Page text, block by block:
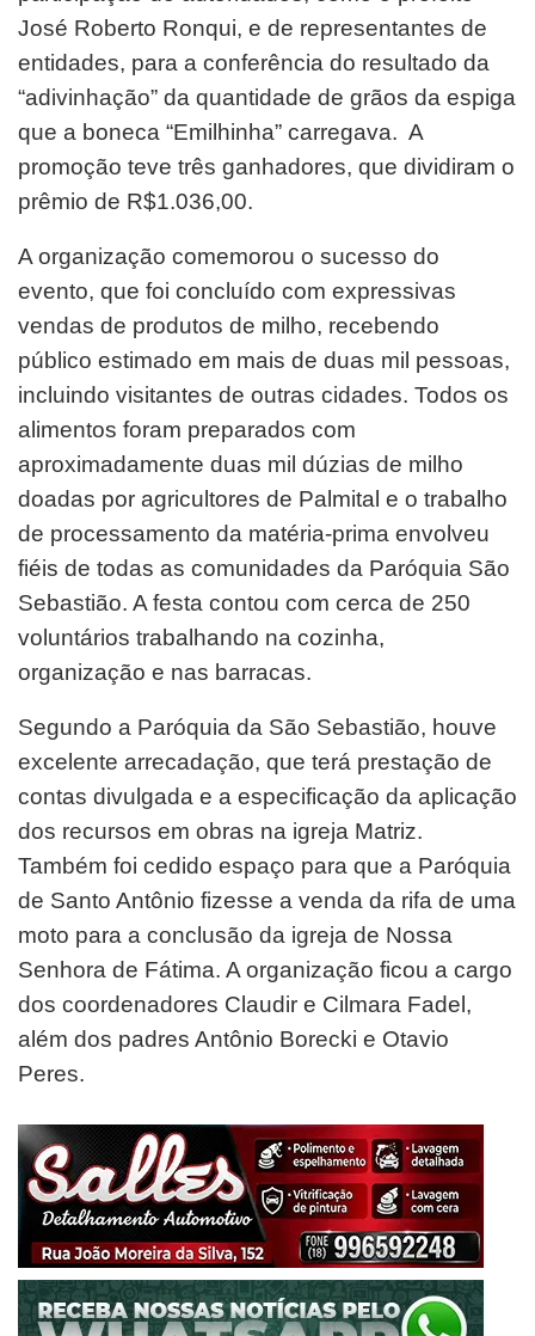
José Roberto Ronqui, e de representantes de
entidades, para a conferência do resultado da
“adivinhação” da quantidade de grãos da espiga
que a boneca “Emilhinha” carregava. A
promoção teve três ganhadores, que dividiram o
prêmio de R$1.036,00.
A organização comemorou o sucesso do
evento, que foi concluído com expressivas
vendas de produtos de milho, recebendo
público estimado em mais de duas mil pessoas,
incluindo visitantes de outras cidades. Todos os
alimentos foram preparados com
aproximadamente duas mil dúzias de milho
doadas por agricultores de Palmital e o trabalho
de processamento da matéria-prima envolveu
fiéis de todas as comunidades da Paróquia São
Sebastião. A festa contou com cerca de 250
voluntários trabalhando na cozinha,
organização e nas barracas.
Segundo a Paróquia da São Sebastião, houve
excelente arrecadação, que terá prestação de
contas divulgada e a especificação da aplicação
dos recursos em obras na igreja Matriz.
Também foi cedido espaço para que a Paróquia
de Santo Antônio fizesse a venda da rifa de uma
moto para a conclusão da igreja de Nossa
Senhora de Fátima. A organização ficou a cargo
dos coordenadores Claudir e Cilmara Fadel,
além dos padres Antônio Borecki e Otavio
Peres.